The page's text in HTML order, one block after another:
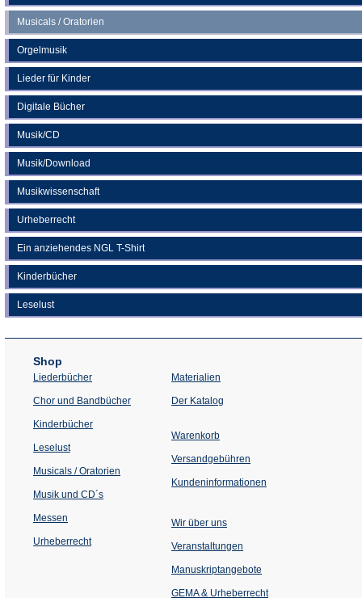
Musicals / Oratorien
Orgelmusik
Lieder für Kinder
Digitale Bücher
Musik/CD
Musik/Download
Musikwissenschaft
Urheberrecht
Ein anziehendes NGL T-Shirt
Kinderbücher
Leselust
Shop
Liederbücher
Chor und Bandbücher
Kinderbücher
Leselust
Musicals / Oratorien
Musik und CD´s
Messen
Urheberrecht
Materialien
Der Katalog
Warenkorb
Versandgebühren
Kundeninformationen
Wir über uns
Veranstaltungen
einem
Tab)
Manuskriptangebote
GEMA & Urheberrecht